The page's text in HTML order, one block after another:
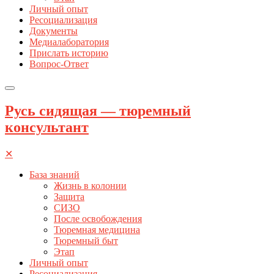
Личный опыт
Ресоциализация
Документы
Медиалаборатория
Прислать историю
Вопрос-Ответ
Русь сидящая — тюремный
консультант
✕
База знаний
Жизнь в колонии
Защита
СИЗО
После освобождения
Тюремная медицина
Тюремный быт
Этап
Личный опыт